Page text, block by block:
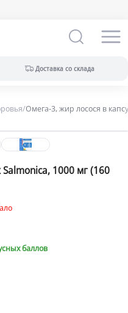
Доставка со склада
из магазина (ассортимент
дня
/Омега-3, жир лосося в
1000 мг (160
баллов